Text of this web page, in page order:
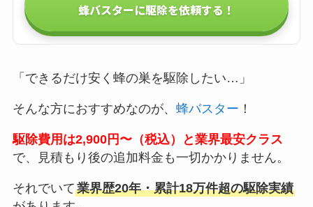
蜂バスターに駆除を依頼する！
「できるだけ安く蜂の巣を駆除したい…」
そんな方におすすめなのが、 蜂バスター ！
駆除費用は2,900円〜（税込）と業界最安クラス
で、見積もり後の追加料金も一切かかりません。
それでいて業界歴20年・累計18万件超の駆除実績